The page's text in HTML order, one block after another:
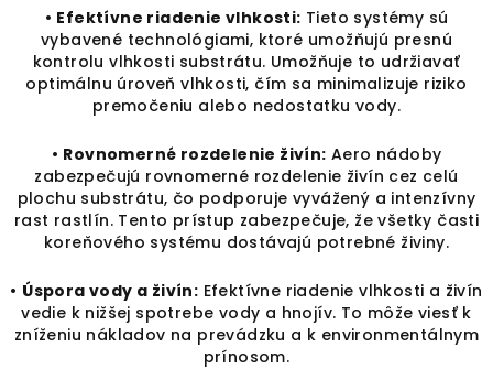
• Efektívne riadenie vlhkosti: Tieto systémy sú
vybavené technológiami, ktoré umožňujú presnú
kontrolu vlhkosti substrátu. Umožňuje to udržiavať
optimálnu úroveň vlhkosti, čím sa minimalizuje riziko
premočeniu alebo nedostatku vody.
• Rovnomerné rozdelenie živín: Aero nádoby
zabezpečujú rovnomerné rozdelenie živín cez celú
plochu substrátu, čo podporuje vyvážený a intenzívny
rast rastlín. Tento prístup zabezpečuje, že všetky časti
koreňového systému dostávajú potrebné živiny.
• Úspora vody a živín: Efektívne riadenie vlhkosti a živín
vedie k nižšej spotrebe vody a hnojív. To môže viesť k
zníženiu nákladov na prevádzku a k environmentálnym
prínosom.